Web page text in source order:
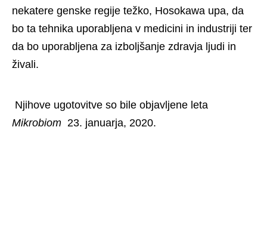
nekatere genske regije težko, Hosokawa upa, da
bo ta tehnika uporabljena v medicini in industriji ter
da bo uporabljena za izboljšanje zdravja ljudi in
živali.
Mikrobiom 23. januarja, 2020.